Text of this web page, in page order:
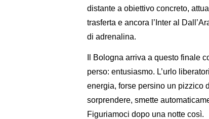
distante a obiettivo concreto,
trasferta e ancora l’Inter al
di adrenalina.
Il Bologna arriva a questo finale
perso: entusiasmo. L’urlo
energia, forse persino un pizzico
sorprendere, smette
Figuriamoci dopo una notte così.